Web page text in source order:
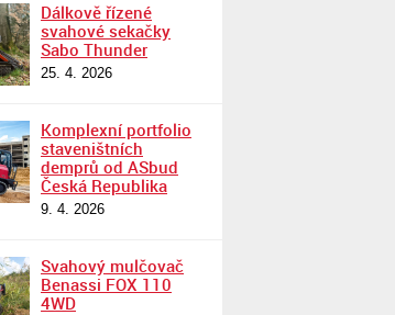
Dálkově řízené
svahové sekačky
Sabo Thunder
25. 4. 2026
Komplexní portfolio
staveništních
demprů od ASbud
Česká Republika
9. 4. 2026
Svahový mulčovač
Benassi FOX 110
4WD